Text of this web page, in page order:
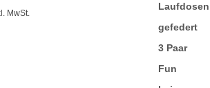
MwSt.